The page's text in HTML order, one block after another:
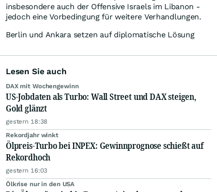
insbesondere auch der Offensive Israels im Libanon -
jedoch eine Vorbedingung für weitere Verhandlungen.
Berlin und Ankara setzen auf diplomatische Lösung
Lesen Sie auch
DAX mit Wochengewinn
US-Jobdaten als Turbo: Wall Street und DAX steigen,
Gold glänzt
gestern 18:38
Rekordjahr winkt
Ölpreis-Turbo bei INPEX: Gewinnprognose schießt auf
Rekordhoch
gestern 16:03
Ölkrise nur in den USA